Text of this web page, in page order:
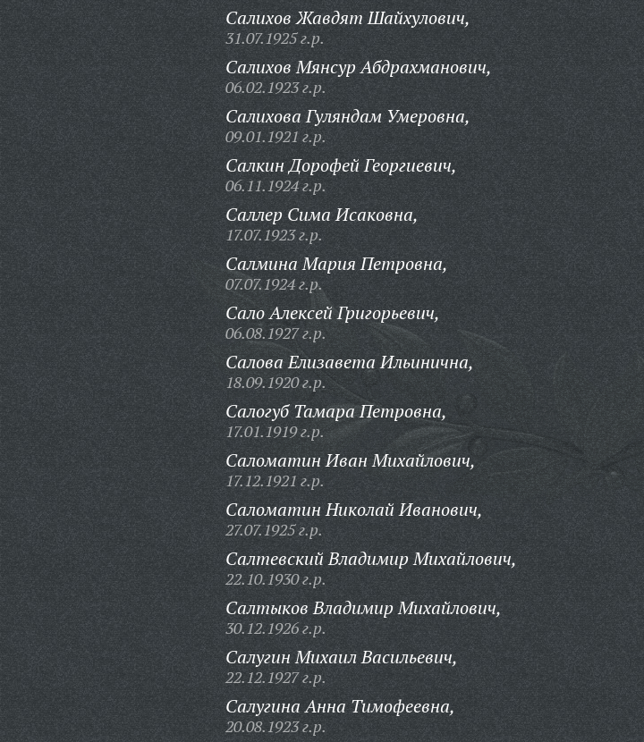
Салихов Жавдят Шайхулович,
31.07.1925 г.р.
Салихов Мянсур Абдрахманович,
06.02.1923 г.р.
Салихова Гуляндам Умеровна,
09.01.1921 г.р.
Салкин Дорофей Георгиевич,
06.11.1924 г.р.
Саллер Сима Исаковна,
17.07.1923 г.р.
Салмина Мария Петровна,
07.07.1924 г.р.
Сало Алексей Григорьевич,
06.08.1927 г.р.
Салова Елизавета Ильинична,
18.09.1920 г.р.
Салогуб Тамара Петровна,
17.01.1919 г.р.
Саломатин Иван Михайлович,
17.12.1921 г.р.
Саломатин Николай Иванович,
27.07.1925 г.р.
Салтевский Владимир Михайлович,
22.10.1930 г.р.
Салтыков Владимир Михайлович,
30.12.1926 г.р.
Салугин Михаил Васильевич,
22.12.1927 г.р.
Салугина Анна Тимофеевна,
20.08.1923 г.р.